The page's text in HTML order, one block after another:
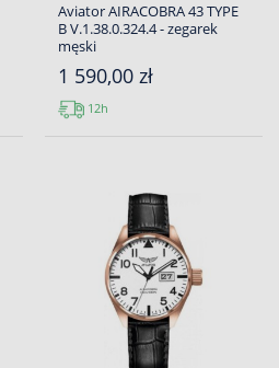
Aviator AIRACOBRA 43 TYPE
B V.1.38.0.324.4 - zegarek
męski
1 590,00 zł
12h